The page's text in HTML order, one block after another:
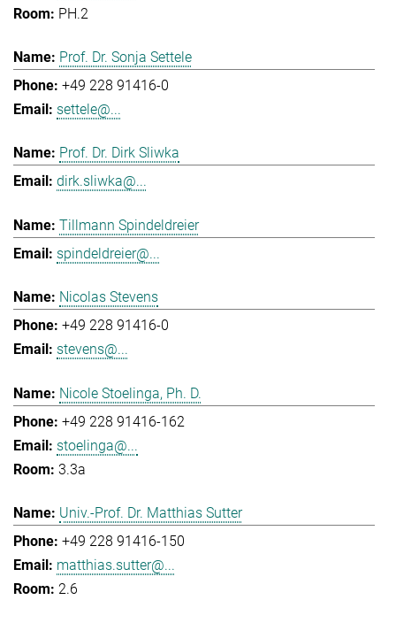
PH.2
Prof. Dr. Sonja Settele
+49 228 91416-0
settele@...
Prof. Dr. Dirk Sliwka
dirk.sliwka@...
Tillmann Spindeldreier
spindeldreier@...
Nicolas Stevens
+49 228 91416-0
stevens@...
Nicole Stoelinga, Ph. D.
+49 228 91416-162
stoelinga@...
3.3a
Univ.-Prof. Dr. Matthias Sutter
+49 228 91416-150
matthias.sutter@...
2.6